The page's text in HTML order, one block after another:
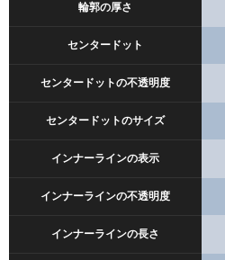
輪郭の厚さ
センタードット
センタードットの不透明度
センタードットのサイズ
インナーラインの表示
インナーラインの不透明度
インナーラインの長さ